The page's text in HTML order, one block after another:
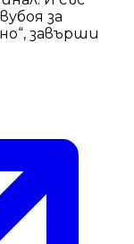
за
завърши